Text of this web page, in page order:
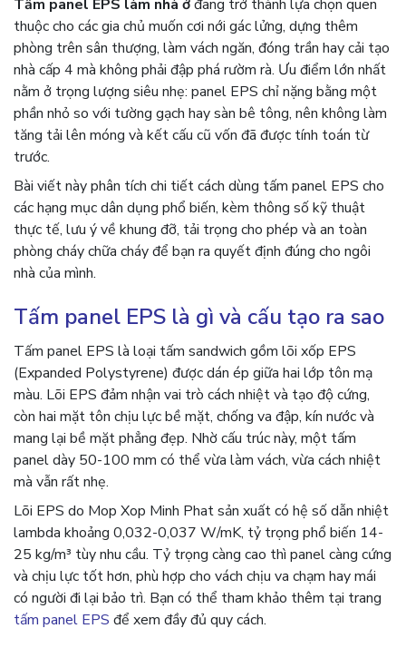
Tấm panel EPS làm nhà ởđang trở thành lựa chọn quen
thuộc cho các gia chủ muốn cơi nới gác lửng, dựng thêm
phòng trên sân thượng, làm vách ngăn, đóng trần hay cải tạo
nhà cấp 4 mà không phải đập phá rườm rà. Ưu điểm lớn nhất
nằm ở trọng lượng siêu nhẹ: panel EPS chỉ nặng bằng một
phần nhỏ so với tường gạch hay sàn bê tông, nên không làm
tăng tải lên móng và kết cấu cũ vốn đã được tính toán từ
trước.
Bài viết này phân tích chi tiết cách dùng tấm panel EPS cho
các hạng mục dân dụng phổ biến, kèm thông số kỹ thuật
thực tế, lưu ý về khung đỡ, tải trọng cho phép và an toàn
phòng cháy chữa cháy để bạn ra quyết định đúng cho ngôi
nhà của mình.
Tấm panel EPS là gì và cấu tạo ra sao
Tấm panel EPS là loại tấm sandwich gồm lõi xốp EPS
(Expanded Polystyrene) được dán ép giữa hai lớp tôn mạ
màu. Lõi EPS đảm nhận vai trò cách nhiệt và tạo độ cứng,
còn hai mặt tôn chịu lực bề mặt, chống va đập, kín nước và
mang lại bề mặt phẳng đẹp. Nhờ cấu trúc này, một tấm
panel dày 50-100 mm có thể vừa làm vách, vừa cách nhiệt
mà vẫn rất nhẹ.
Lõi EPS do Mop Xop Minh Phat sản xuất có hệ số dẫn nhiệt
lambda khoảng 0,032-0,037 W/mK, tỷ trọng phổ biến 14-
25 kg/m³ tùy nhu cầu. Tỷ trọng càng cao thì panel càng cứng
và chịu lực tốt hơn, phù hợp cho vách chịu va chạm hay mái
có người đi lại bảo trì. Bạn có thể tham khảo thêm tại trang
tấm panel EPS để xem đầy đủ quy cách.